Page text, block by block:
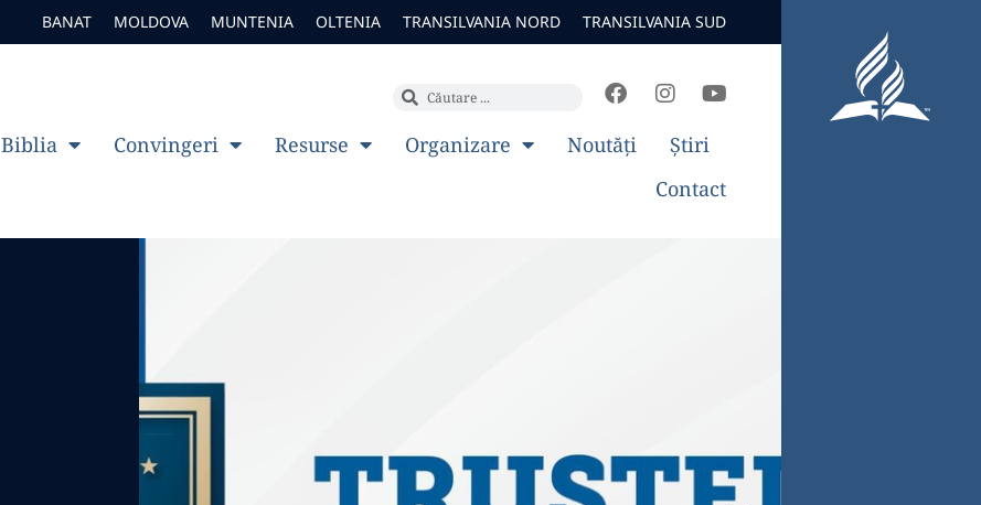
BANAT MOLDOVA MUNTENIA OLTENIA TRANSILVANIA NORD TRANSILVANIA SUD
Biblia Convingeri Resurse Organizare Noutăți
Știri
Contact